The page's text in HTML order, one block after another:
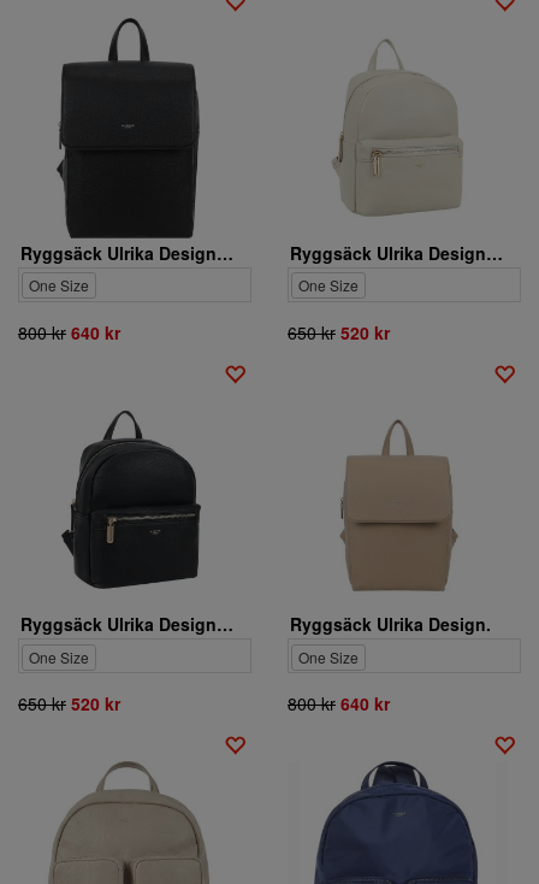
Ryggsäck Ulrika Design. 36-6635-1
One Size
800 kr 640 kr
Ryggsäck Ulrika Design. 35-3435-2
One Size
650 kr 520 kr
Ryggsäck Ulrika Design. 35-3435-1
One Size
650 kr 520 kr
Ryggsäck Ulrika Design.
One Size
800 kr 640 kr